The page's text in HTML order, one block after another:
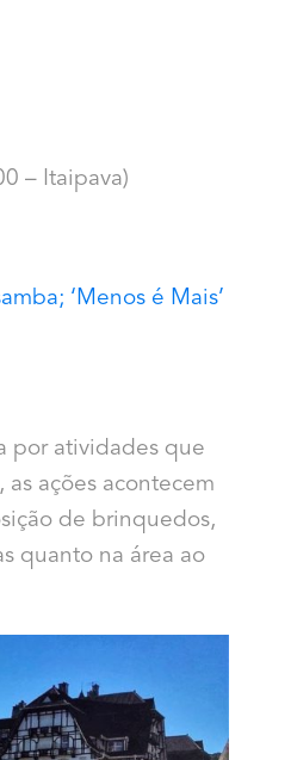
– Itaipava)
‘Menos é Mais’
por atividades que
ações acontecem
de brinquedos,
quanto na área ao